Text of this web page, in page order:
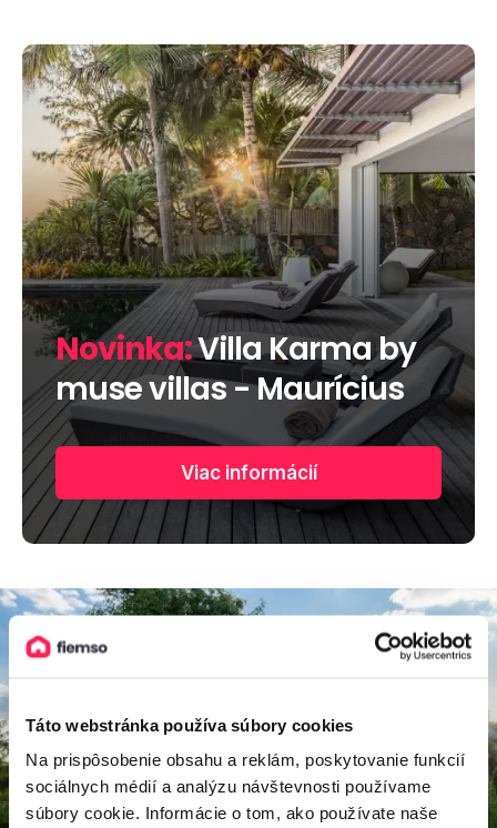
Táto webstránka používa súbory cookies
Na prispôsobenie obsahu a reklám, poskytovanie funkcií
sociálnych médií a analýzu návštevnosti používame
súbory cookie. Informácie o tom, ako používate naše
Novinka:Villa Karma by
muse villas - Maurícius
Viac informácií